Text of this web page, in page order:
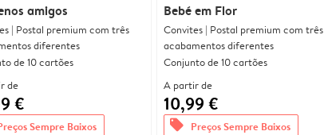
amigos
| Postal premium com três
diferentes
de 10 cartões
de
€
Sempre Baixos
Bebé em Flor
Convites | Postal premium com três
acabamentos diferentes
Conjunto de 10 cartões
A partir de
10,99 €
offers Preços Sempre Baixos